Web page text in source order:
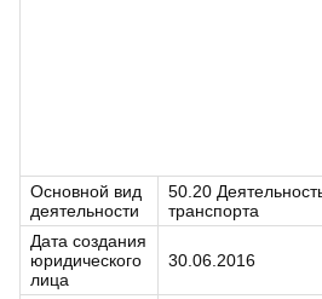
Основной вид
деятельности
50.20
транспорта
Дата создания
юридического
лица
30.06.2016